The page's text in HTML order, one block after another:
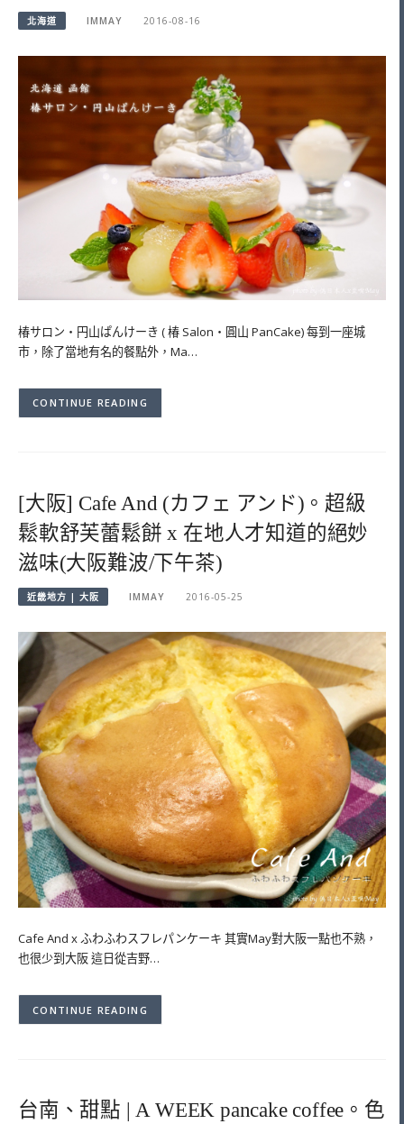
北海道 IMMAY 2016-08-16
椿サロン・円山ぱんけーき ( 椿 Salon・圓山 PanCake) 每到一座城
市，除了當地有名的餐點外，Ma…
CONTINUE READING
[大阪] Cafe And (カフェ アンド)。超級
鬆軟舒芙蕾鬆餅 x 在地人才知道的絕妙
滋味(大阪難波/下午茶)
近畿地方 | 大阪 IMMAY 2016-05-25
Cafe And x ふわふわスフレパンケーキ 其實May對大阪一點也不熟，
也很少到大阪 這日從吉野…
CONTINUE READING
台南、甜點 | A WEEK pancake coffee。色